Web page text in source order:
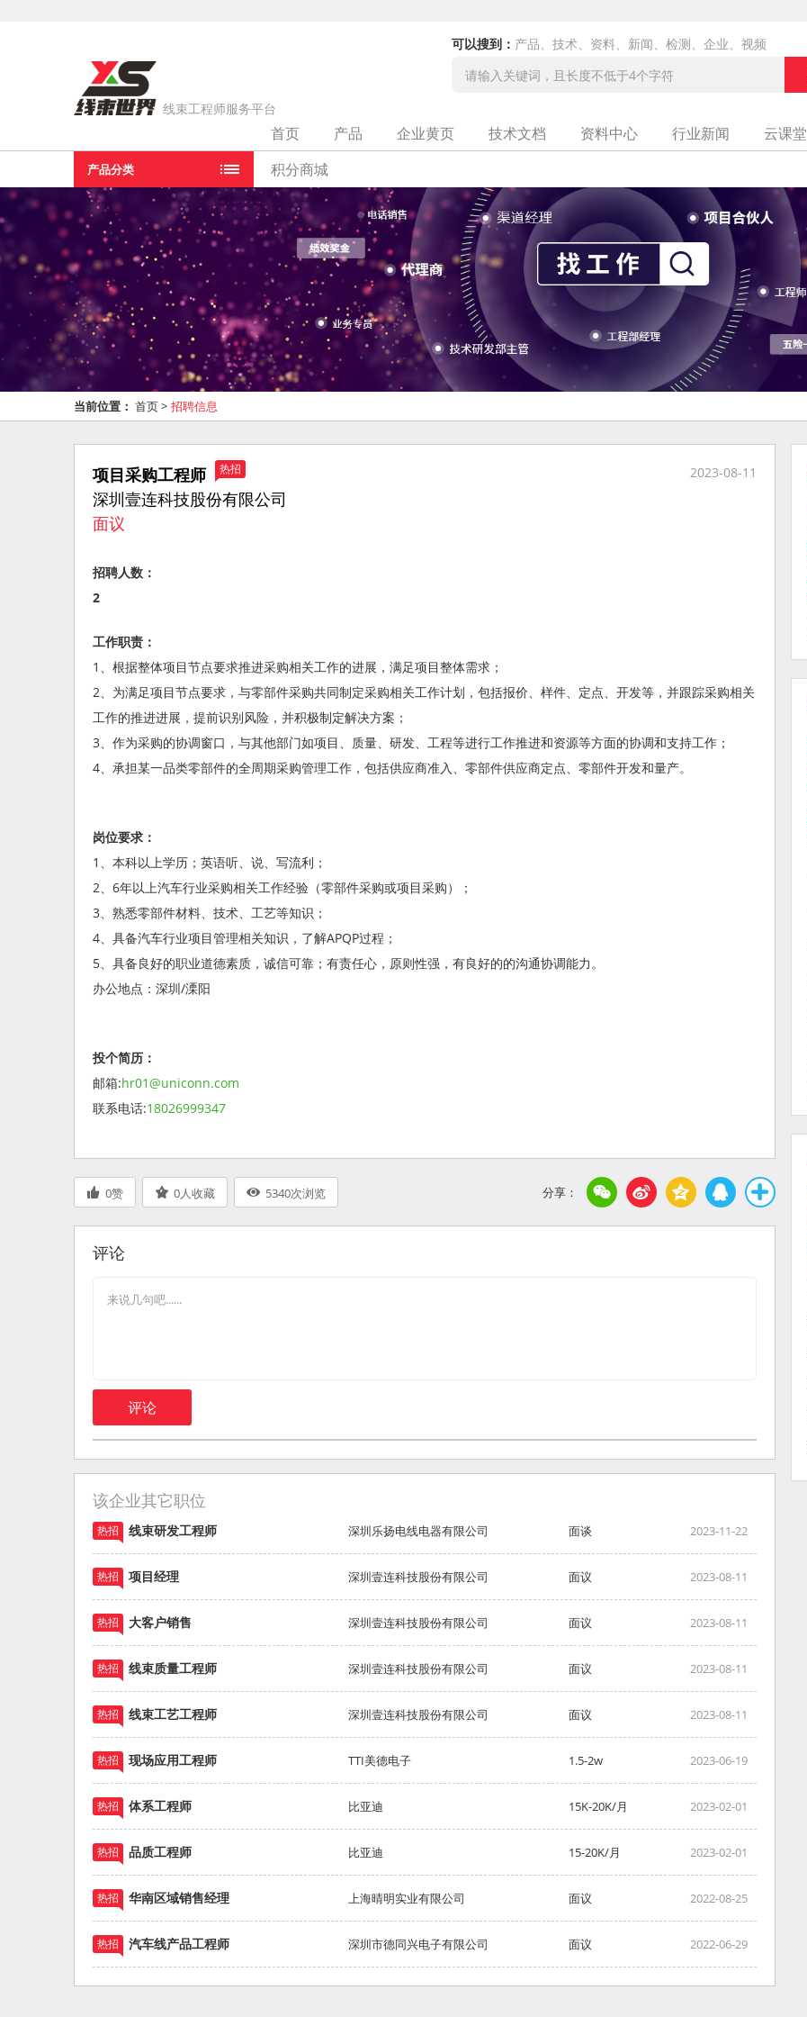
线束工程师服务平台
可以搜到： 产品、技术、资料、新闻、检测、企业、视频
产品分类
首页 产品 企业黄页 技术文档 资料中心 行业新闻 云课堂
积分商城
当前位置： 首页> 招聘信息
项目采购工程师 热招 2023-08-11
深圳壹连科技股份有限公司
面议
招聘人数：
2
工作职责：
1、根据整体项目节点要求推进采购相关工作的进展，满足项目整体需求；
2、为满足项目节点要求，与零部件采购共同制定采购相关工作计划，包括报价、样件、定点、开发等，并跟踪采购相关
工作的推进进展，提前识别风险，并积极制定解决方案；
3、作为采购的协调窗口，与其他部门如项目、质量、研发、工程等进行工作推进和资源等方面的协调和支持工作；
4、承担某一品类零部件的全周期采购管理工作，包括供应商准入、零部件供应商定点、零部件开发和量产。
岗位要求：
1、本科以上学历；英语听、说、写流利；
2、6年以上汽车行业采购相关工作经验（零部件采购或项目采购）；
3、熟悉零部件材料、技术、工艺等知识；
4、具备汽车行业项目管理相关知识，了解APQP过程；
5、具备良好的职业道德素质，诚信可靠；有责任心，原则性强，有良好的的沟通协调能力。
办公地点：深圳/溧阳
投个简历：
邮箱:hr01@uniconn.com
联系电话:18026999347
0赞 0人收藏 5340次浏览
评论
评论
该企业其它职位
热招 线束研发工程师 深圳乐扬电线电器有限公司 面谈 2023-11-22
热招 项目经理 深圳壹连科技股份有限公司 面议 2023-08-11
热招 大客户销售 深圳壹连科技股份有限公司 面议 2023-08-11
热招 线束质量工程师 深圳壹连科技股份有限公司 面议 2023-08-11
热招 线束工艺工程师 深圳壹连科技股份有限公司 面议 2023-08-11
热招 现场应用工程师 TTI美德电子 1.5-2w 2023-06-19
热招 体系工程师 比亚迪 15K-20K/月 2023-02-01
热招 品质工程师 比亚迪 15-20K/月 2023-02-01
热招 华南区域销售经理 上海晴明实业有限公司 面议 2022-08-25
热招 汽车线产品工程师 深圳市德同兴电子有限公司 面议 2022-06-29